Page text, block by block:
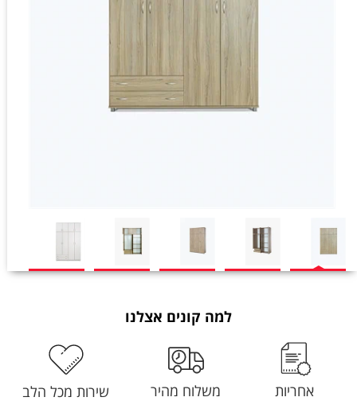
למה קונים אצלנו
אחריות משלוח מהיר שירות מכל הלב